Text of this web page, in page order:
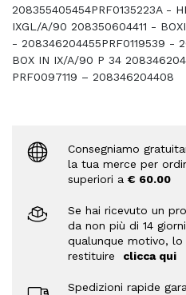
208355405454PRF0135223A -
IXGL/A/90 208350604411 -
- 208346204455PRF0119539 -
BOX IN IX/A/90 P 34
PRF0097119 – 208346204408
Consegniamo
la tua merce per
superiori a € 60.00
Se hai ricevuto un
da non più di 14
qualunque motivo, lo
restituire clicca qui
Spedizioni rapide